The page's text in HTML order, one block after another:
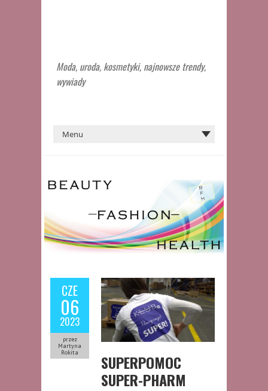
Moda, uroda, kosmetyki, najnowsze trendy,
wywiady
CZE
06
2023
przez
Martyna
Rokita
SUPERPOMOC
SUPER-PHARM